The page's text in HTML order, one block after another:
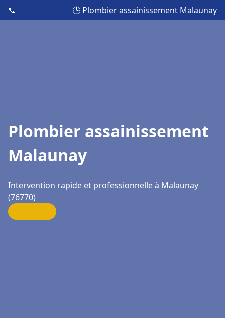
📞 🕒 Plombier assainissement Malaunay
Plombier assainissement
Malaunay
Intervention rapide et professionnelle à Malaunay
(76770)